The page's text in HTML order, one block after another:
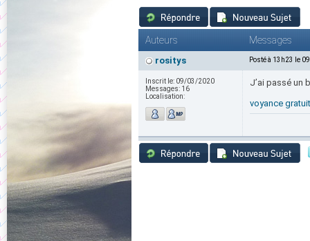
Auteurs Messages
rositys Posté à 13h23 le
Inscrit le: 09/03/2020
Messages: 16
Localisation:
J’ai passé un
voyance